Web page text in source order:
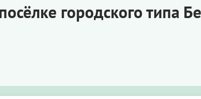
городского типа